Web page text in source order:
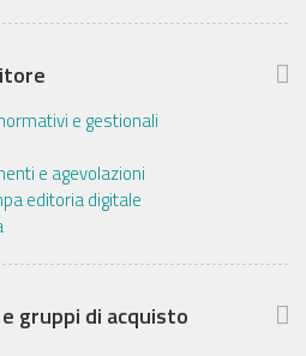
e gestionali
e agevolazioni
editoria digitale
gruppi di acquisto